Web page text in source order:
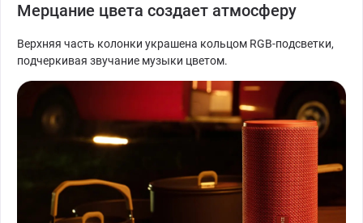
Мерцание цвета создает атмосферу
Верхняя часть колонки украшена кольцом RGB-подсветки,
подчеркивая звучание музыки цветом.